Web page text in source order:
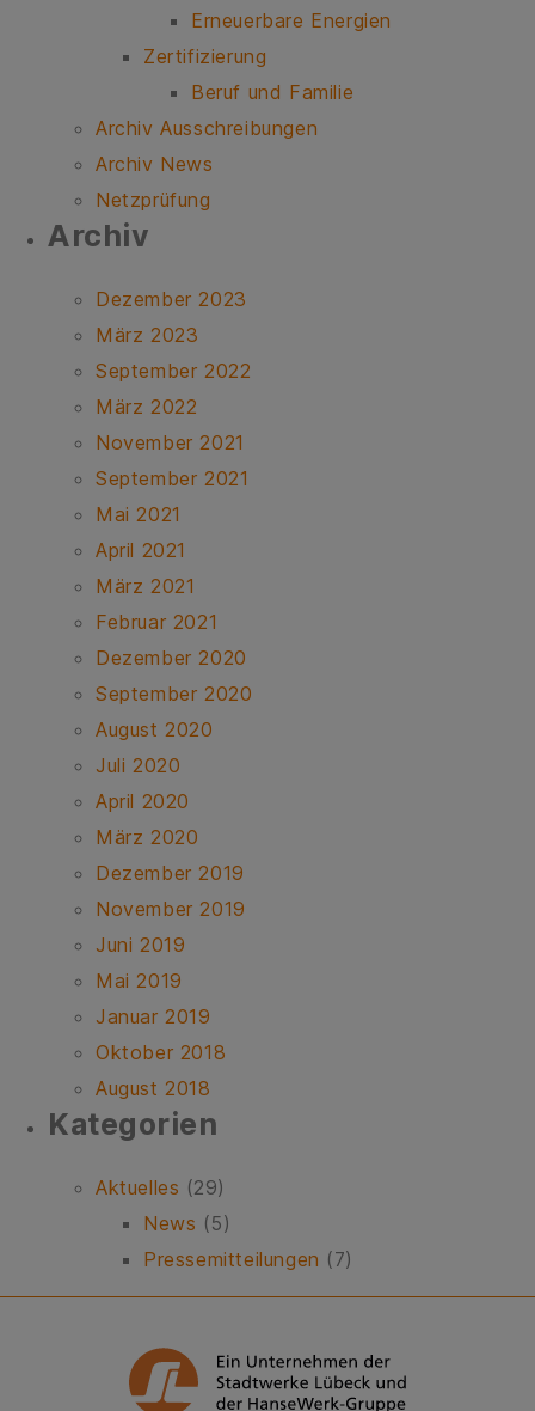
Erneuerbare Energien
Zertifizierung
Beruf und Familie
Archiv Ausschreibungen
Archiv News
Netzprüfung
Ar­chiv
Dezember 2023
März 2023
September 2022
März 2022
November 2021
September 2021
Mai 2021
April 2021
März 2021
Februar 2021
Dezember 2020
September 2020
August 2020
Juli 2020
April 2020
März 2020
Dezember 2019
November 2019
Juni 2019
Mai 2019
Januar 2019
Oktober 2018
August 2018
Ka­te­go­ri­en
Aktuelles (29)
News (5)
Pressemitteilungen (7)